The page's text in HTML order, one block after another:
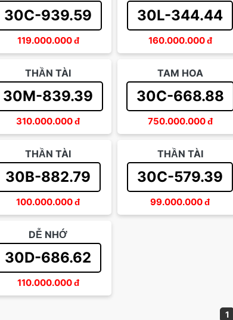
30C-939.59
119.000.000đ
30L-344.44
160.000.000đ
THẦN TÀI
30M-839.39
310.000.000đ
TAM HOA
30C-668.88
750.000.000đ
THẦN TÀI
30B-882.79
100.000.000đ
THẦN TÀI
30C-579.39
99.000.000đ
DỄ NHỚ
30D-686.62
110.000.000đ
1